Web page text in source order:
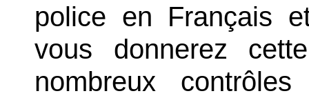
police en Français
vous donnerez
nombreux